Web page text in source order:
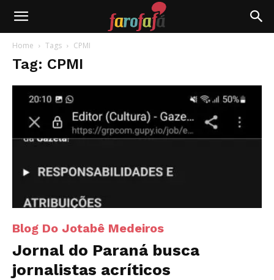
Farofafá
Home Tags CPMI
Tag: CPMI
Blog Do Jotabê Medeiros
Jornal do Paraná busca
jornalistas acríticos